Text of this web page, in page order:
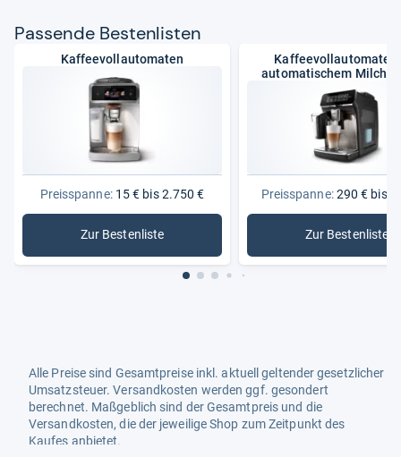
Pas­sende Bes­ten­lis­ten
Kaffeevollautomaten
Preisspanne:15 € bis 2.750 €
Zur Bestenliste: Kaffeevollautomaten
Kaffeevollautomaten
automatischem
Preisspanne:290 € bis
Zur Bestenliste
:
Alle Preise sind Gesamtpreise inkl. aktuell geltender gesetzlicher
Umsatzsteuer. Versandkosten werden ggf. gesondert
berechnet. Maßgeblich sind der Gesamtpreis und die
Versandkosten, die der jeweilige Shop zum Zeitpunkt des
Kaufes anbietet.